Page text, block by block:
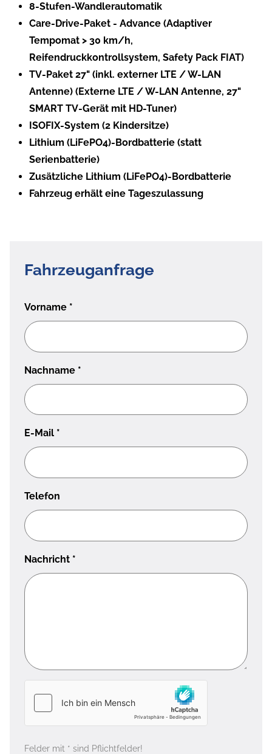
8-Stufen-Wandlerautomatik
Care-Drive-Paket - Advance (Adaptiver
Tempomat > 30 km/h,
Reifendruckkontrollsystem, Safety Pack FIAT)
TV-Paket 27" (inkl. externer LTE / W-LAN
Antenne) (Externe LTE / W-LAN Antenne, 27"
SMART TV-Gerät mit HD-Tuner)
ISOFIX-System (2 Kindersitze)
Lithium (LiFePO4)-Bordbatterie (statt
Serienbatterie)
Zusätzliche Lithium (LiFePO4)-Bordbatterie
Fahrzeug erhält eine Tageszulassung
Fahrzeuganfrage
Vorname *
Nachname *
E-Mail *
Telefon
Nachricht *
Felder mit * sind Pflichtfelder!